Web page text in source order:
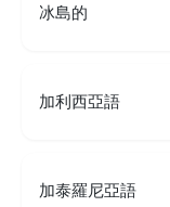
冰島的
加利西亞語
加泰羅尼亞語